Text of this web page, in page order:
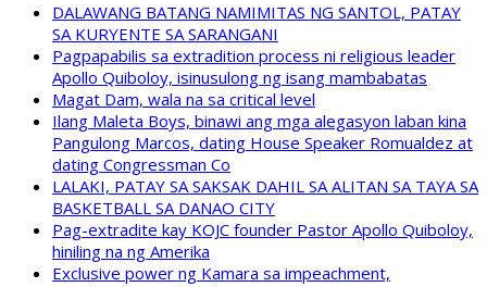
DALAWANG BATANG NAMIMITAS NG SANTOL, PATAY
SA KURYENTE SA SARANGANI
Pagpapabilis sa extradition process ni religious leader
Apollo Quiboloy, isinusulong ng isang mambabatas
Magat Dam, wala na sa critical level
Ilang Maleta Boys, binawi ang mga alegasyon laban kina
Pangulong Marcos, dating House Speaker Romualdez at
dating Congressman Co
LALAKI, PATAY SA SAKSAK DAHIL SA ALITAN SA TAYA SA
BASKETBALL SA DANAO CITY
Pag-extradite kay KOJC founder Pastor Apollo Quiboloy,
hiniling na ng Amerika
Exclusive power ng Kamara sa impeachment,